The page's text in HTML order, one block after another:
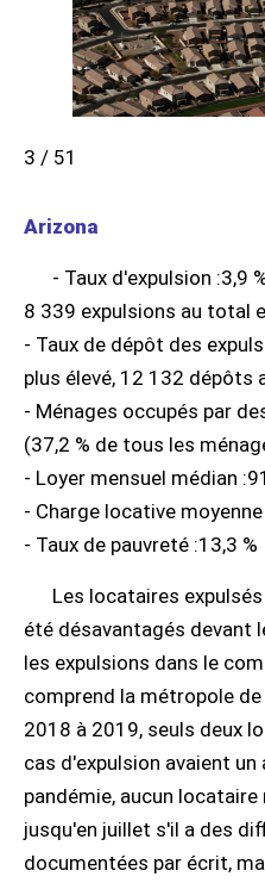
3 / 51
Arizona
- Taux d'expulsion :3,9
8 339 expulsions au total
- Taux de dépôt des
plus élevé, 12 132 dépôts
- Ménages occupés par
(37,2 % de tous les
- Loyer mensuel médian
- Charge locative moyenne
- Taux de pauvreté :13,3 %
Les locataires
été désavantagés devant
les expulsions dans le
comprend la métropole de
2018 à 2019, seuls deux
cas d'expulsion avaient
pandémie, aucun
jusqu'en juillet s'il a des
documentées par écrit,